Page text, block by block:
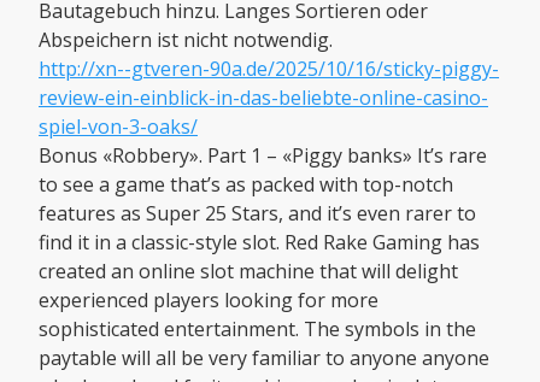
Bautagebuch hinzu. Langes Sortieren oder
Abspeichern ist nicht notwendig.
http://xn--gtveren-90a.de/2025/10/16/sticky-piggy-
review-ein-einblick-in-das-beliebte-online-casino-
spiel-von-3-oaks/
Bonus «Robbery». Part 1 – «Piggy banks» It’s rare
to see a game that’s as packed with top-notch
features as Super 25 Stars, and it’s even rarer to
find it in a classic-style slot. Red Rake Gaming has
created an online slot machine that will delight
experienced players looking for more
sophisticated entertainment. The symbols in the
paytable will all be very familiar to anyone anyone